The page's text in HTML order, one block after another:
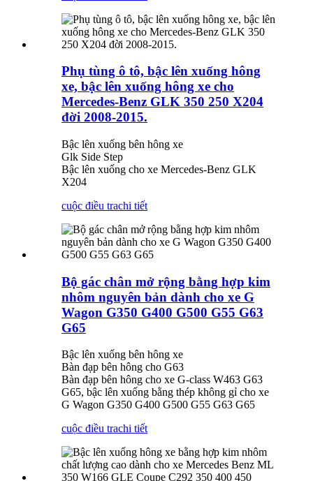
Phụ tùng ô tô, bậc lên xuống hông
xe, bậc lên xuống hông xe cho
Mercedes-Benz GLK 350 250 X204
đời 2008-2015.
Bậc lên xuống bên hông xe
Glk Side Step
Bậc lên xuống cho xe Mercedes-Benz GLK
X204
cuộc điều trachi tiết
Bộ gác chân mở rộng bằng hợp kim
nhôm nguyên bản dành cho xe G
Wagon G350 G400 G500 G55 G63
G65
Bậc lên xuống bên hông xe
Bàn đạp bên hông cho G63
Bàn đạp bên hông cho xe G-class W463 G63
G65, bậc lên xuống bằng thép không gỉ cho xe
G Wagon G350 G400 G500 G55 G63 G65
cuộc điều trachi tiết